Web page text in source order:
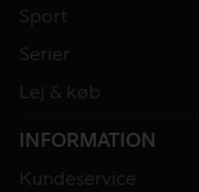
Sport
Serier
Lej & køb
INFORMATION
Kundeservice